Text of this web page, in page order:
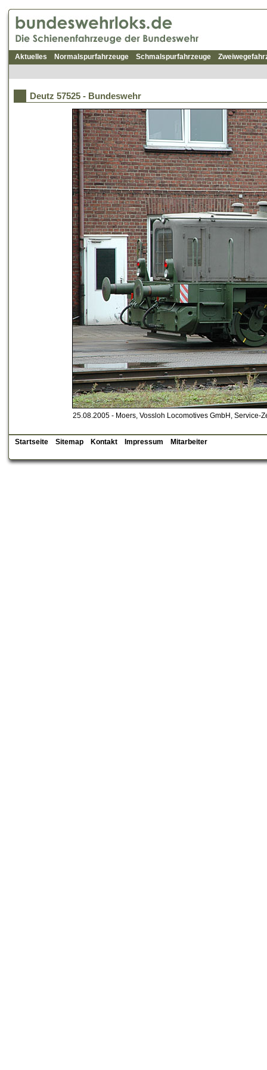
Aktuelles Normalspurfahrzeuge Schmalspurfahrzeuge
Deutz 57525 - Bundeswehr
25.08.2005 - Moers, Vossloh Locomotives GmbH, Service-
Startseite Sitemap Kontakt Impressum Mitarbeiter